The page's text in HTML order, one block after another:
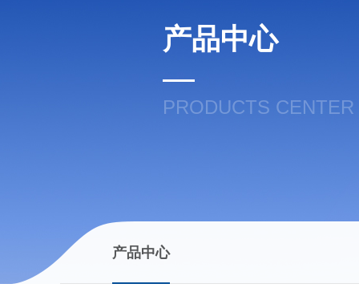
产品中心
PRODUCTS CENTER
产品中心